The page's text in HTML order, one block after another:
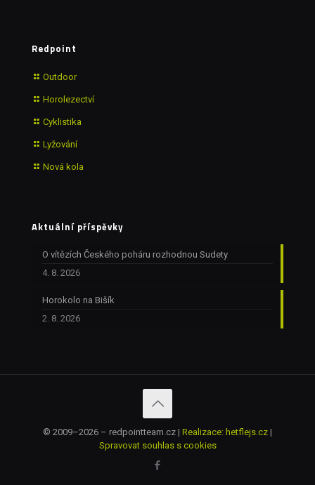
Redpoint
Outdoor
Horolezectví
Cyklistika
Lyžování
Nová kola
Aktuální příspěvky
O vítězích Českého poháru rozhodnou Sudety
4. 8. 2026
Horokolo na Bišík
2. 8. 2026
© 2009–2026 – redpointteam.cz | Realizace: hetflejs.cz |
Spravovat souhlas s cookies